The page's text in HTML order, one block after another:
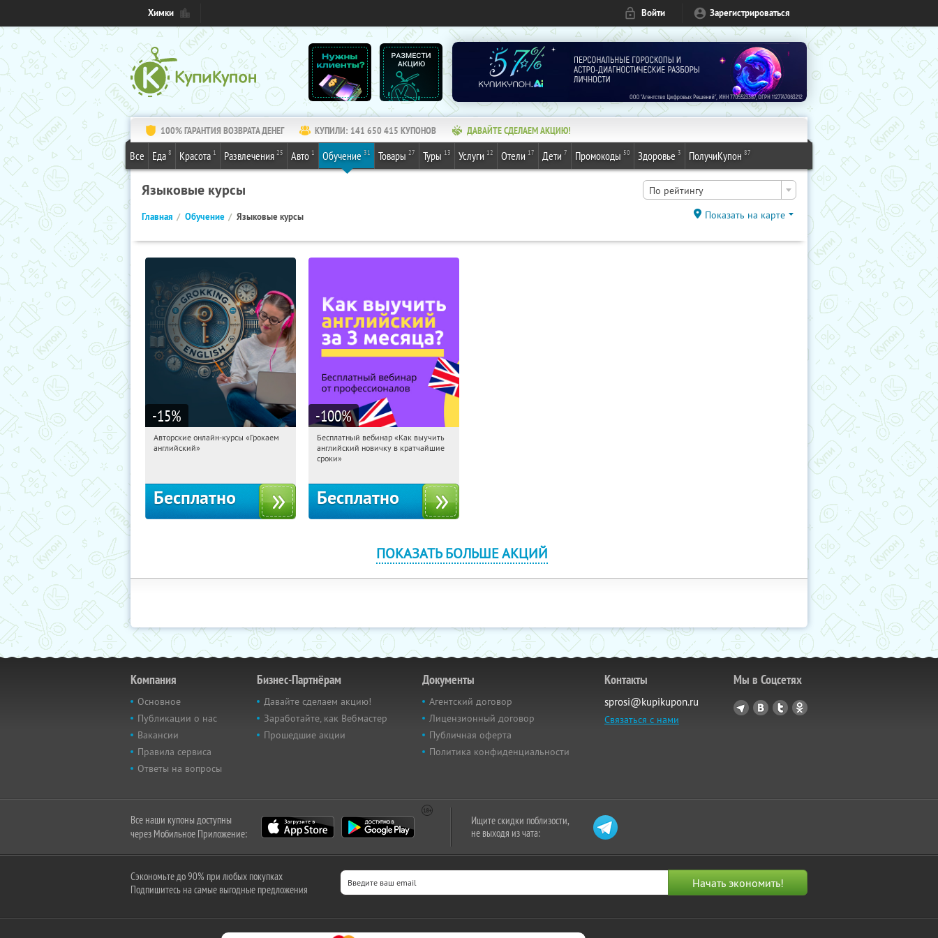
Химки Войти Зарегистрироваться
100% ГАРАНТИЯ ВОЗВРАТА ДЕНЕГ КУПИЛИ: 141 650 417 КУПОНОВ ДАВАЙТЕ СДЕЛАЕМ АКЦИЮ!
Все Еда 8 Красота 1 Развлечения 25 Авто 1 Обучение 31 Товары 27 Туры 13 Услуги 12 Отели 17 Дети 7 Промокоды 50 Здоровье 3 ПолучиКупон 87
Языковые курсы По рейтингу
Главная Обучение Языковые курсы Показать на карте
-15%
02:50:38 Получили:
Авторские онлайн-курсы «Грокаем
английский»
Бесплатно
-100%
02:50:38 Получили:16
Россия
Бесплатный вебинар «Как выучить
английский новичку в кратчайшие
сроки»
Бесплатно
ПОКАЗАТЬ БОЛЬШЕ АКЦИЙ
Компания
Основное
Публикации о нас
Вакансии
Правила сервиса
Ответы на вопросы
Бизнес-Партнёрам
Давайте сделаем акцию!
Заработайте, как Вебмастер
Прошедшие акции
Документы
Агентский договор
Лицензионный договор
Публичная оферта
Политика конфиденциальности
Контакты
sprosi@kupikupon.ru
Связаться с нами
Мы в Соцсетях
Все наши купоны доступны
через Мобильное Приложение:
Ищите скидки поблизости,
не выходя из чата:
Сэкономьте до 90% при любых покупках
Подпишитесь на самые выгодные предложения